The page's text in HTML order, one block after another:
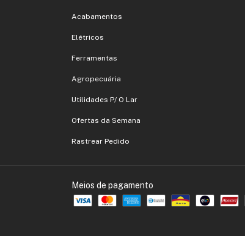
Acabamentos
Elétricos
Ferramentas
Agropecuária
Utilidades P/ O Lar
Ofertas da Semana
Rastrear Pedido
Meios de pagamento